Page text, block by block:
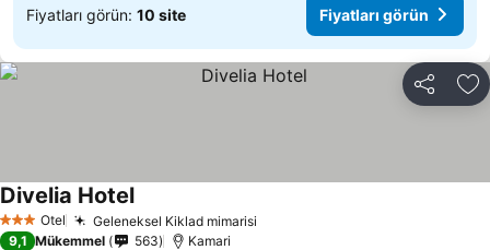
Fiyatları görün: 10 site Fiyatları görün
Paylaş
3 YıldızOtel Geleneksel Kiklad mimarisi
Divelia Hotel
9,1 Mükemmel 563 Kamari